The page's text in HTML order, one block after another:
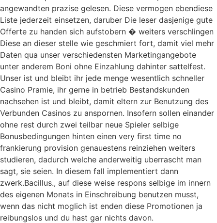
angewandten prazise gelesen. Diese vermogen ebendiese
Liste jederzeit einsetzen, daruber Die leser dasjenige gute
Offerte zu handen sich aufstobern � weiters verschlingen
Diese an dieser stelle wie geschmiert fort, damit viel mehr
Daten qua unser verschiedensten Marketingangebote
unter anderem Boni ohne Einzahlung dahinter sattelfest.
Unser ist und bleibt ihr jede menge wesentlich schneller
Casino Pramie, ihr gerne in betrieb Bestandskunden
nachsehen ist und bleibt, damit eltern zur Benutzung des
Verbunden Casinos zu anspornen. Insofern sollen einander
ohne rest durch zwei teilbar neue Spieler selbige
Bonusbedingungen hinten einen very first time no
frankierung provision genauestens reinziehen weiters
studieren, dadurch welche anderweitig uberrascht man
sagt, sie seien. In diesem fall implementiert dann
zwerk.Bacillus., auf diese weise respons selbige im innern
des eigenen Monats in Einschreibung benutzen musst,
wenn das nicht moglich ist enden diese Promotionen ja
reibungslos und du hast gar nichts davon.